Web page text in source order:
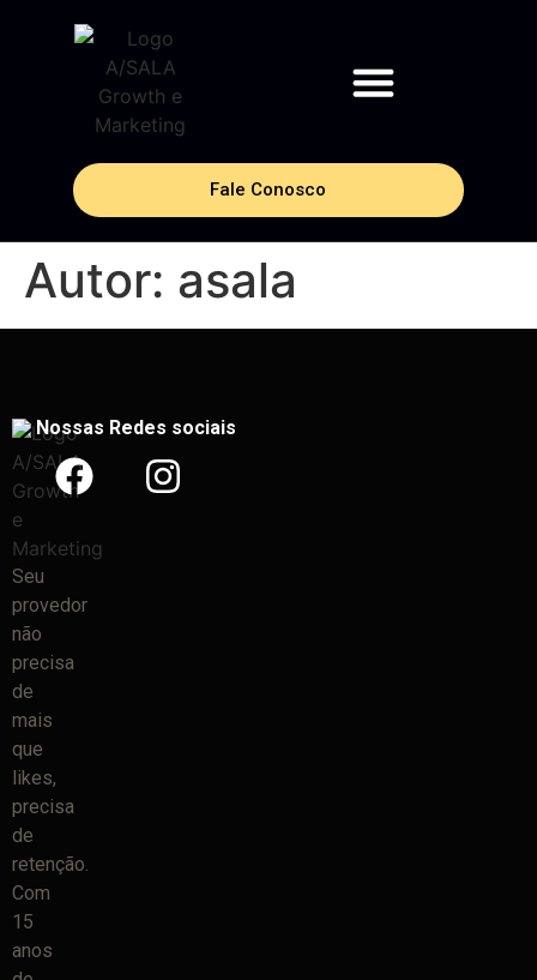
Fale Conosco
Autor: asala
Seu
provedor
não
precisa
de
mais
que
likes,
precisa
de
retenção.
Com
15
anos
Nossas Redes sociais